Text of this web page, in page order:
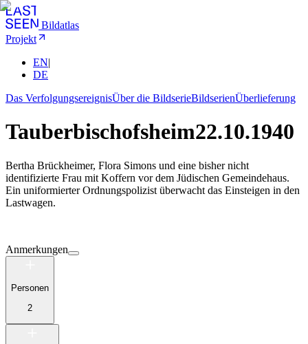
Bildatlas
Projekt
EN|
DE
Das VerfolgungsereignisÜber die BildserieBildserienÜberlieferung
Tauberbischofsheim22.10.1940
Bertha Brückheimer, Flora Simons und eine bisher nicht
identifizierte Frau mit Koffern vor dem Jüdischen Gemeindehaus.
Ein uniformierter Ordnungspolizist überwacht das Einsteigen in den
Lastwagen.
Anmerkungen
Personen
2